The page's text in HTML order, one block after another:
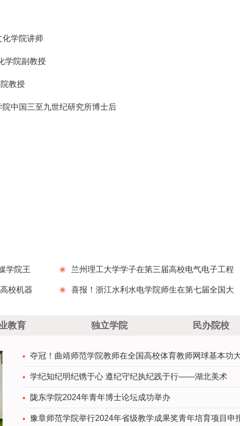
学院讲师
学院副教授
教授
中国三至九世纪研究所博士后
学院王 兰州理工大学学子在第三届高校电气电子工程
创新大赛全国总决赛上获佳绩
校机器 喜报！浙江水利水电学院师生在第七届全国大
选展示活动中斩获佳绩
教育 独立学院 民办院校
夺冠！曲靖师范学院教师在全国高校体育教师网球基本功
学纪知纪明纪镌于心 遵纪守纪执纪践于行——湖北美术
陇东学院2024年青年博士论坛成功举办
豫章师范学院举行2024年省级教学成果奖青年培育项目申